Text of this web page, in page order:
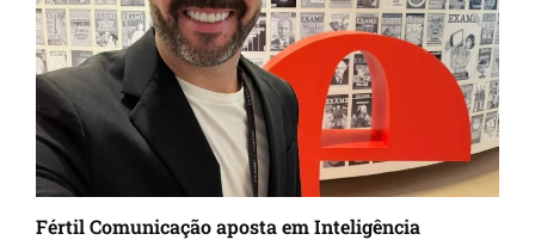
Fértil Comunicação aposta em Inteligência